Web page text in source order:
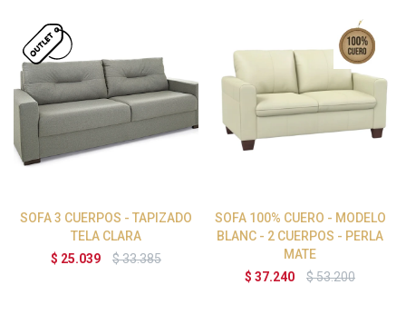
SOFA 3 CUERPOS - TAPIZADO
TELA CLARA
$ 25.039 $33.385
SOFA 100% CUERO - MODELO
BLANC - 2 CUERPOS - PERLA
MATE
$ 37.240 $53.200